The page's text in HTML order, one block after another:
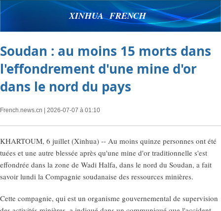
XINHUA FRENCH
Soudan : au moins 15 morts dans
l'effondrement d'une mine d'or
dans le nord du pays
French.news.cn | 2026-07-07 à 01:10
KHARTOUM, 6 juillet (Xinhua) -- Au moins quinze personnes ont été
tuées et une autre blessée après qu'une mine d'or traditionnelle s'est
effondrée dans la zone de Wadi Halfa, dans le nord du Soudan, a fait
savoir lundi la Compagnie soudanaise des ressources minières.
Cette compagnie, qui est un organisme gouvernemental de supervision